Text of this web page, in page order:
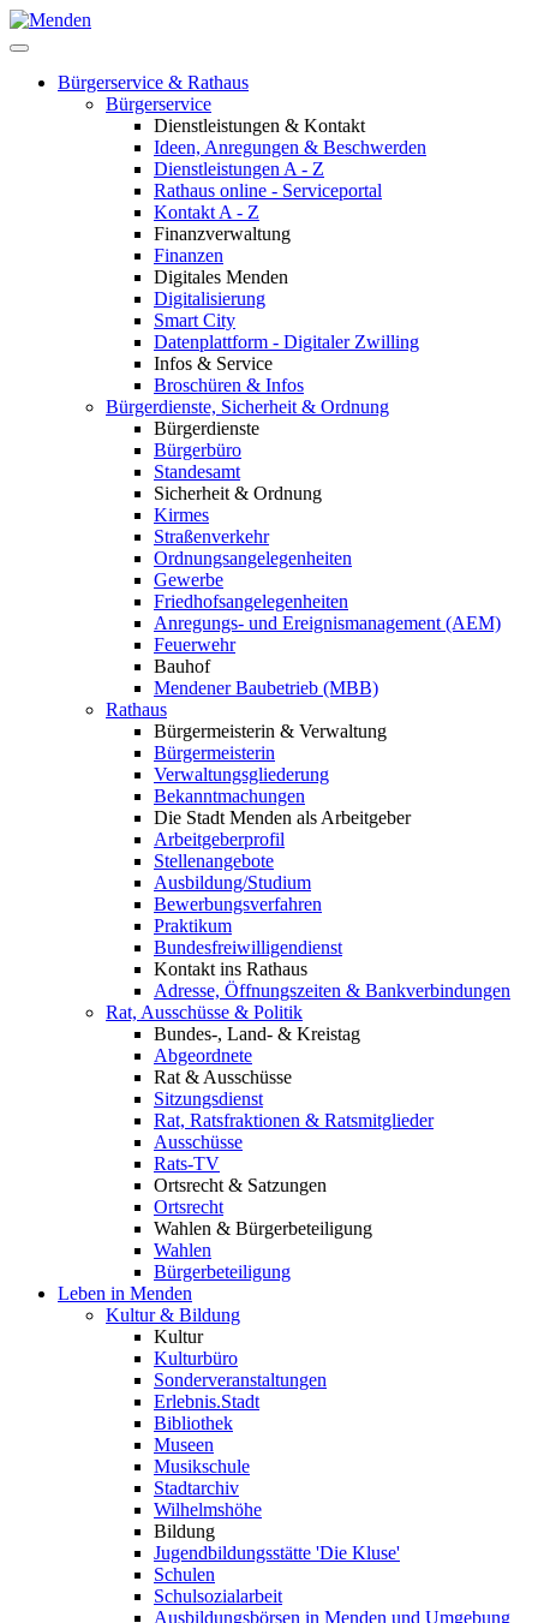
Bürgerservice & Rathaus
Bürgerservice
Dienstleistungen & Kontakt
Ideen, Anregungen & Beschwerden
Dienstleistungen A - Z
Rathaus online - Serviceportal
Kontakt A - Z
Finanzverwaltung
Finanzen
Digitales Menden
Digitalisierung
Smart City
Datenplattform - Digitaler Zwilling
Infos & Service
Broschüren & Infos
Bürgerdienste, Sicherheit & Ordnung
Bürgerdienste
Bürgerbüro
Standesamt
Sicherheit & Ordnung
Kirmes
Straßenverkehr
Ordnungsangelegenheiten
Gewerbe
Friedhofsangelegenheiten
Anregungs- und Ereignismanagement (AEM)
Feuerwehr
Bauhof
Mendener Baubetrieb (MBB)
Rathaus
Bürgermeisterin & Verwaltung
Bürgermeisterin
Verwaltungsgliederung
Bekanntmachungen
Die Stadt Menden als Arbeitgeber
Arbeitgeberprofil
Stellenangebote
Ausbildung/Studium
Bewerbungsverfahren
Praktikum
Bundesfreiwilligendienst
Kontakt ins Rathaus
Adresse, Öffnungszeiten & Bankverbindungen
Rat, Ausschüsse & Politik
Bundes-, Land- & Kreistag
Abgeordnete
Rat & Ausschüsse
Sitzungsdienst
Rat, Ratsfraktionen & Ratsmitglieder
Ausschüsse
Rats-TV
Ortsrecht & Satzungen
Ortsrecht
Wahlen & Bürgerbeteiligung
Wahlen
Bürgerbeteiligung
Leben in Menden
Kultur & Bildung
Kultur
Kulturbüro
Sonderveranstaltungen
Erlebnis.Stadt
Bibliothek
Museen
Musikschule
Stadtarchiv
Wilhelmshöhe
Bildung
Jugendbildungsstätte 'Die Kluse'
Schulen
Schulsozialarbeit
Ausbildungsbörsen in Menden und Umgebung